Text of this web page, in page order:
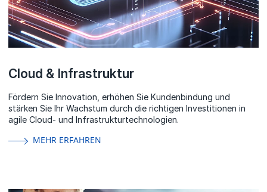
Cloud & Infrastruktur
Fördern Sie Innovation, erhöhen Sie Kundenbindung und
stärken Sie Ihr Wachstum durch die richtigen Investitionen in
agile Cloud- und Infrastrukturtechnologien.
MEHR ERFAHREN